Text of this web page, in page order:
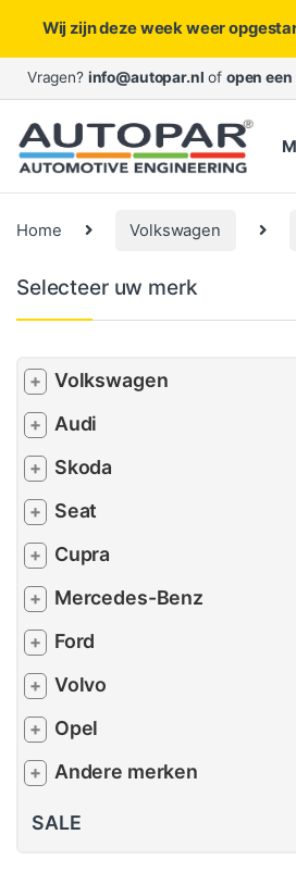
Wij zijn deze week weer
Skip to navigation
Skip to content
Vragen? info@autopar.nl of open
Home Volkswagen
Selecteer uw merk
+ Volkswagen
+ Audi
+ Skoda
+ Seat
+ Cupra
+ Mercedes-Benz
+ Ford
+ Volvo
+ Opel
+ Andere merken
SALE